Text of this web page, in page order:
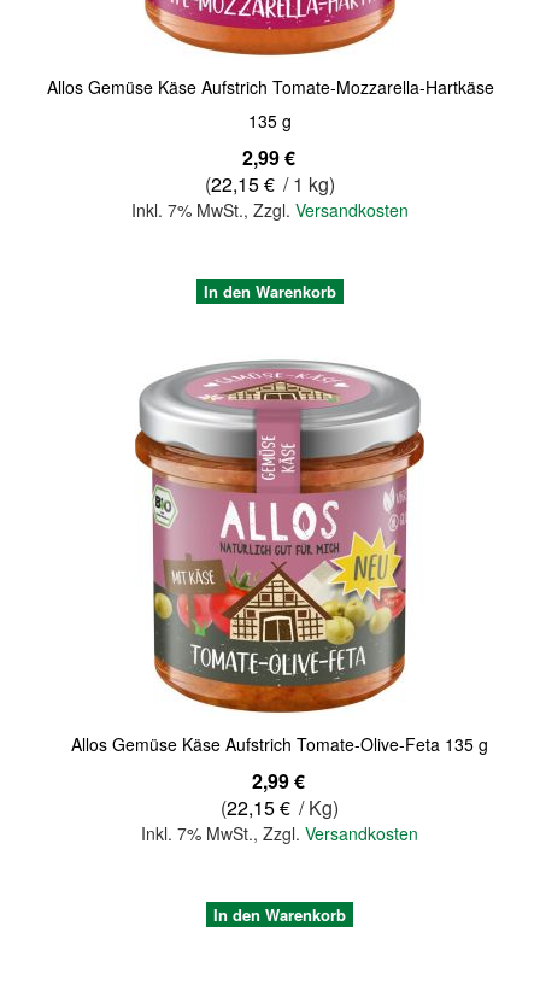
Allos Gemüse Käse Aufstrich Tomate-Mozzarella-Hartkäse
135 g
2,99 €
(22,15 € / 1 kg)
Inkl. 7% MwSt., Zzgl. Versandkosten
In den Warenkorb
Allos Gemüse Käse Aufstrich Tomate-Olive-Feta 135 g
2,99 €
(22,15 € / Kg)
Inkl. 7% MwSt.,Zzgl.Versandkosten
In den Warenkorb